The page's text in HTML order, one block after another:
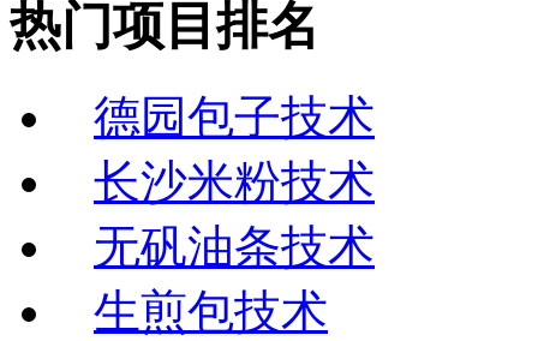
热门项目排名
德园包子技术
长沙米粉技术
无矾油条技术
生煎包技术